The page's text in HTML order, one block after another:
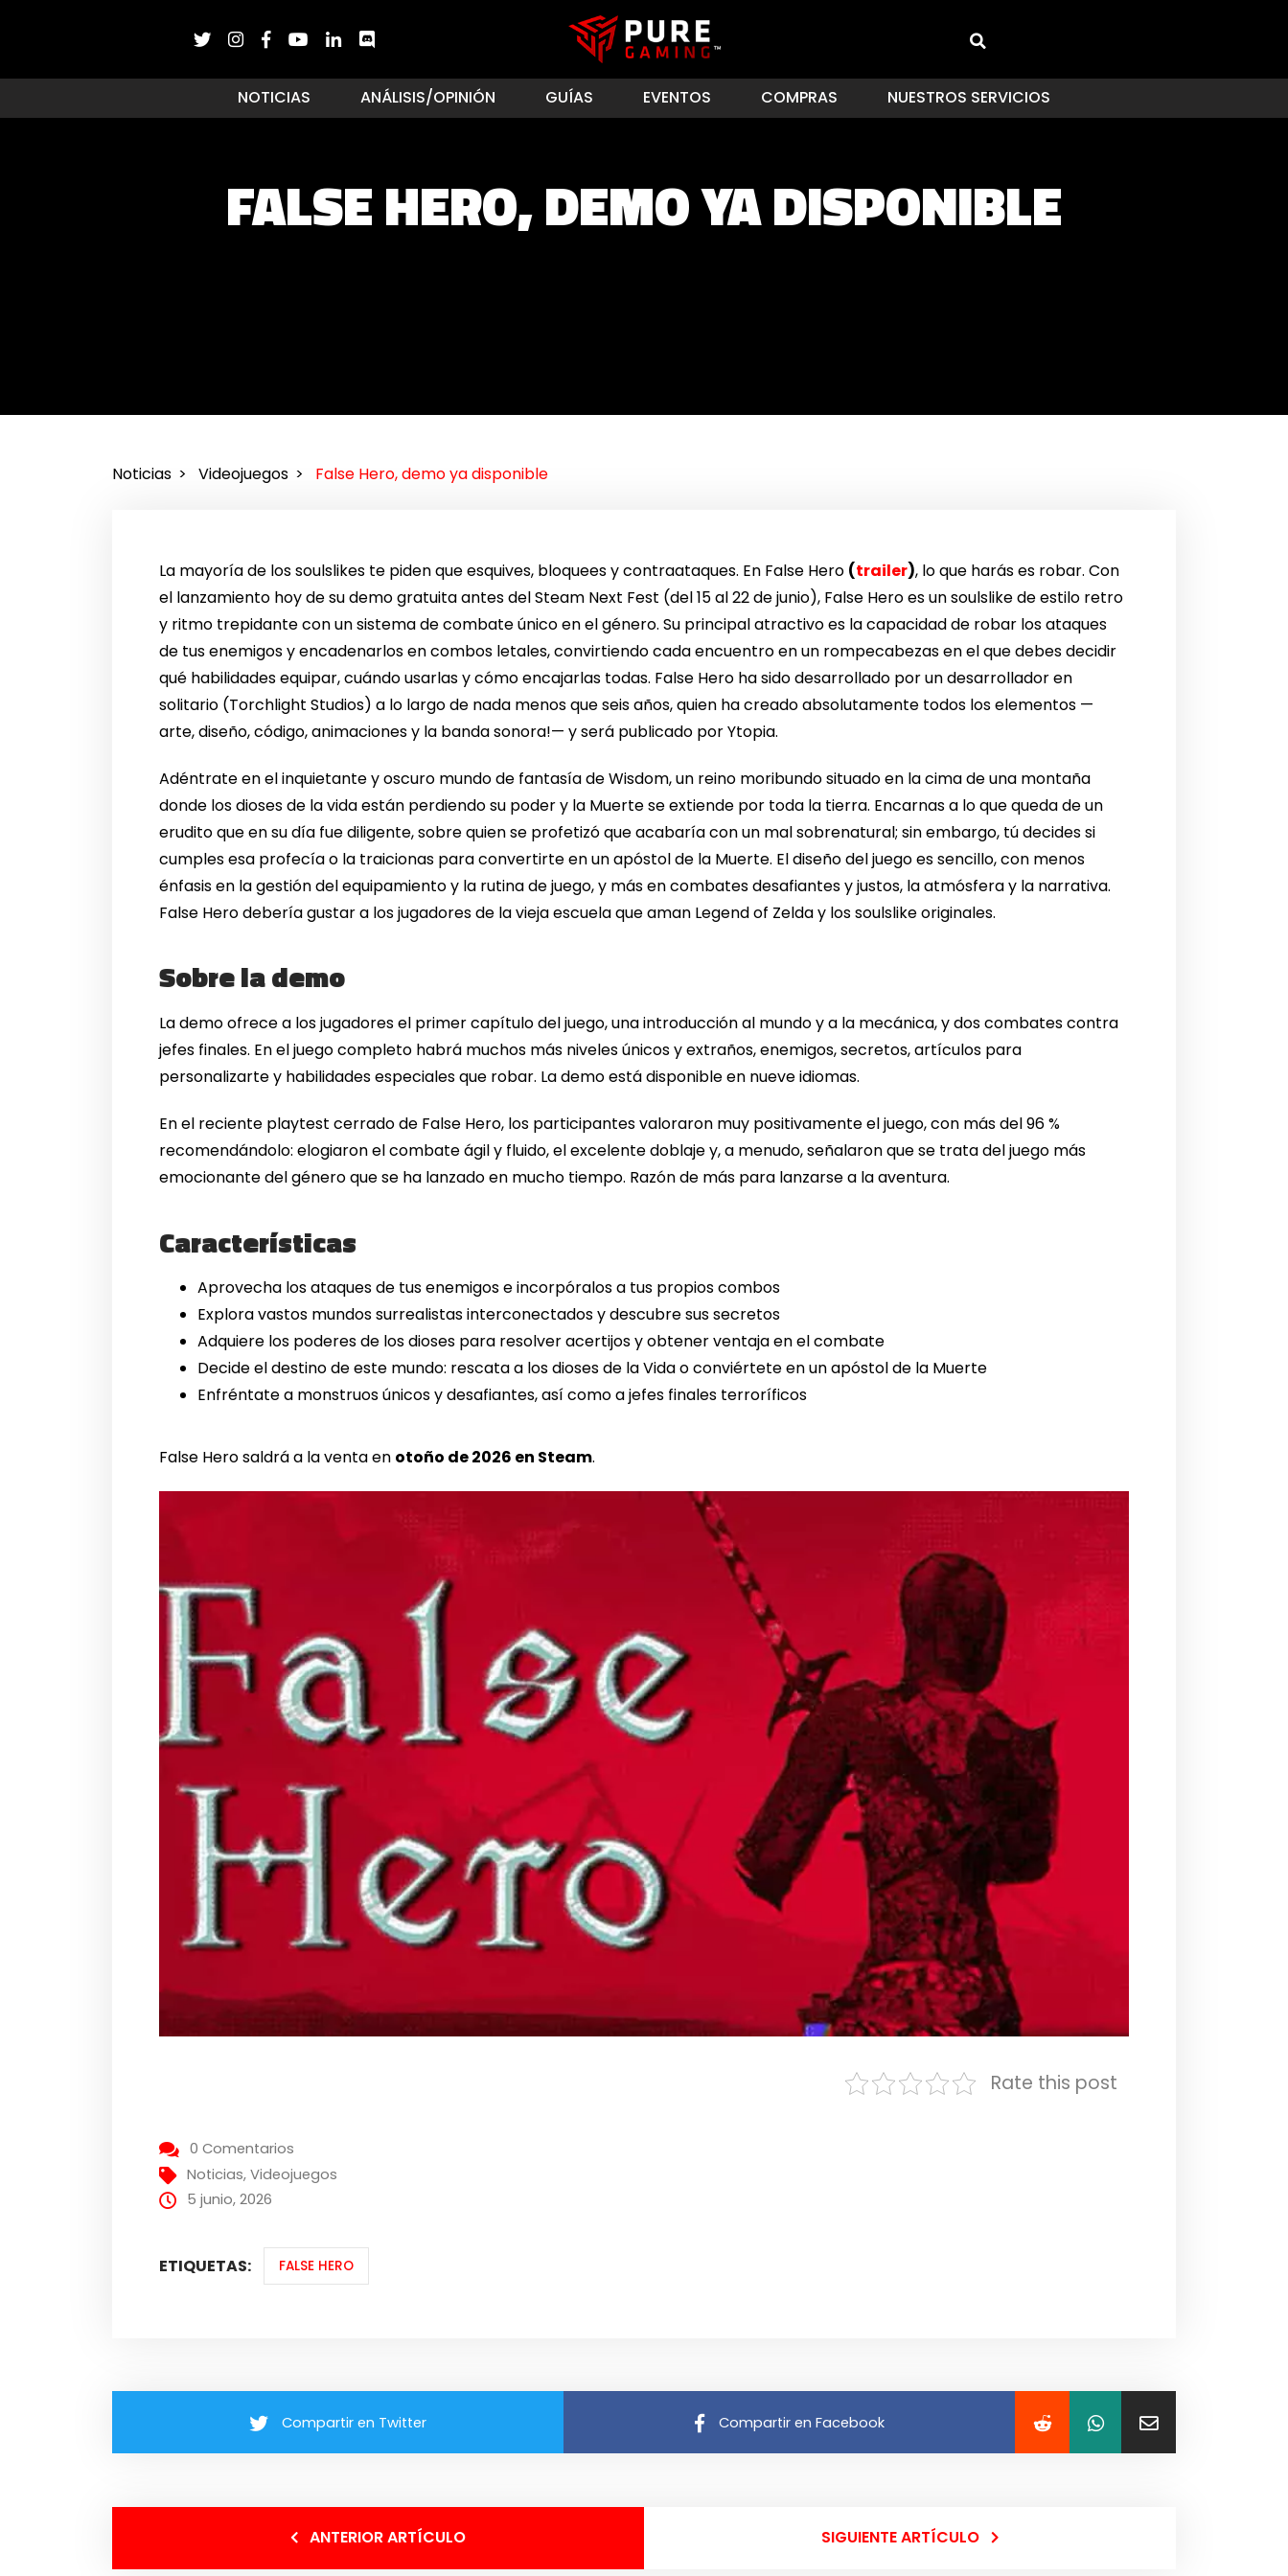
NOTICIAS ANÁLISIS/OPINIÓN GUÍAS EVENTOS COMPRAS NUESTROS SERVICIOS
FALSE HERO, DEMO YA DISPONIBLE
Noticias Videojuegos False Hero, demo ya disponible
La mayoría de los soulslikes te piden que esquives, bloquees y contraataques. En False Hero (trailer), lo que harás es robar. Con
el lanzamiento hoy de su demo gratuita antes del Steam Next Fest (del 15 al 22 de junio), False Hero es un soulslike de estilo retro
y ritmo trepidante con un sistema de combate único en el género. Su principal atractivo es la capacidad de robar los ataques
de tus enemigos y encadenarlos en combos letales, convirtiendo cada encuentro en un rompecabezas en el que debes decidir
qué habilidades equipar, cuándo usarlas y cómo encajarlas todas. False Hero ha sido desarrollado por un desarrollador en
solitario (Torchlight Studios) a lo largo de nada menos que seis años, quien ha creado absolutamente todos los elementos —
arte, diseño, código, animaciones y la banda sonora!— y será publicado por Ytopia.
Adéntrate en el inquietante y oscuro mundo de fantasía de Wisdom, un reino moribundo situado en la cima de una montaña
donde los dioses de la vida están perdiendo su poder y la Muerte se extiende por toda la tierra. Encarnas a lo que queda de un
erudito que en su día fue diligente, sobre quien se profetizó que acabaría con un mal sobrenatural; sin embargo, tú decides si
cumples esa profecía o la traicionas para convertirte en un apóstol de la Muerte. El diseño del juego es sencillo, con menos
énfasis en la gestión del equipamiento y la rutina de juego, y más en combates desafiantes y justos, la atmósfera y la narrativa.
False Hero debería gustar a los jugadores de la vieja escuela que aman Legend of Zelda y los soulslike originales.
Sobre la demo
La demo ofrece a los jugadores el primer capítulo del juego, una introducción al mundo y a la mecánica, y dos combates contra
jefes finales. En el juego completo habrá muchos más niveles únicos y extraños, enemigos, secretos, artículos para
personalizarte y habilidades especiales que robar. La demo está disponible en nueve idiomas.
En el reciente playtest cerrado de False Hero, los participantes valoraron muy positivamente el juego, con más del 96 %
recomendándolo: elogiaron el combate ágil y fluido, el excelente doblaje y, a menudo, señalaron que se trata del juego más
emocionante del género que se ha lanzado en mucho tiempo. Razón de más para lanzarse a la aventura.
Características
Aprovecha los ataques de tus enemigos e incorpóralos a tus propios combos
Explora vastos mundos surrealistas interconectados y descubre sus secretos
Adquiere los poderes de los dioses para resolver acertijos y obtener ventaja en el combate
Decide el destino de este mundo: rescata a los dioses de la Vida o conviértete en un apóstol de la Muerte
Enfréntate a monstruos únicos y desafiantes, así como a jefes finales terroríficos
False Hero saldrá a la venta en otoño de 2026 en Steam.
Rate this post
0 Comentarios
Noticias,Videojuegos
5 junio, 2026
ETIQUETAS: FALSE HERO
Compartir en Twitter Compartir en Facebook
ANTERIOR ARTÍCULO SIGUIENTE ARTÍCULO